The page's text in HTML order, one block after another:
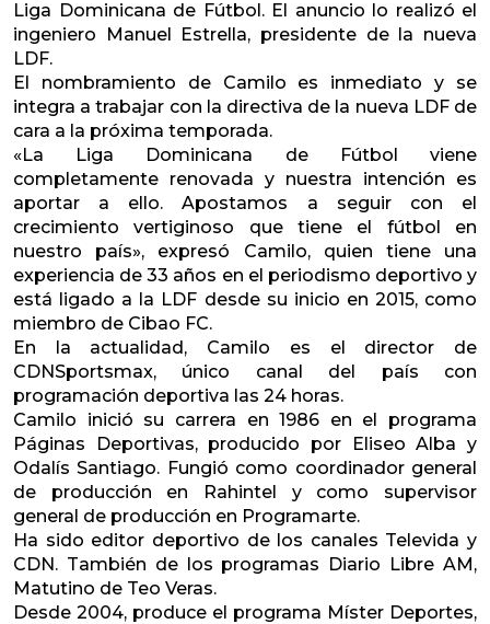
Liga Dominicana de Fútbol. El anuncio lo realizó el
ingeniero Manuel Estrella, presidente de la nueva
LDF.
El nombramiento de Camilo es inmediato y se
integra a trabajar con la directiva de la nueva LDF de
cara a la próxima temporada.
«La Liga Dominicana de Fútbol viene
completamente renovada y nuestra intención es
aportar a ello. Apostamos a seguir con el
crecimiento vertiginoso que tiene el fútbol en
nuestro país», expresó Camilo, quien tiene una
experiencia de 33 años en el periodismo deportivo y
está ligado a la LDF desde su inicio en 2015, como
miembro de Cibao FC.
En la actualidad, Camilo es el director de
CDNSportsmax, único canal del país con
programación deportiva las 24 horas.
Camilo inició su carrera en 1986 en el programa
Páginas Deportivas, producido por Eliseo Alba y
Odalís Santiago. Fungió como coordinador general
de producción en Rahintel y como supervisor
general de producción en Programarte.
Ha sido editor deportivo de los canales Televida y
CDN. También de los programas Diario Libre AM,
Matutino de Teo Veras.
Desde 2004, produce el programa Míster Deportes,